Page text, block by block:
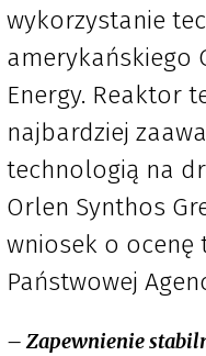
wykorzystanie
amerykańskiego
Energy. Reaktor
najbardziej
technologią na
Orlen Synthos
wniosek o ocenę
Państwowej
– Zapewnienie